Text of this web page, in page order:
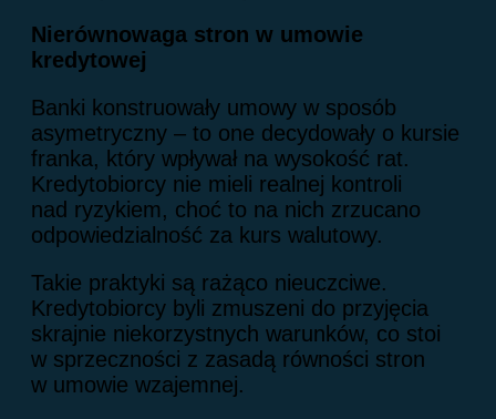
Nierównowaga stron w umowie
kredytowej
Banki konstruowały umowy w sposób
asymetryczny – to one decydowały o kursie
franka, który wpływał na wysokość rat.
Kredytobiorcy nie mieli realnej kontroli
nad ryzykiem, choć to na nich zrzucano
odpowiedzialność za kurs walutowy.
Takie praktyki są rażąco nieuczciwe.
Kredytobiorcy byli zmuszeni do przyjęcia
skrajnie niekorzystnych warunków, co stoi
w sprzeczności z zasadą równości stron
w umowie wzajemnej.